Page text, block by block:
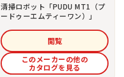
清掃ロボット「PUDU MT1（プ
ードゥーエムティーワン）」
閲覧
このメーカーの他の
カタログを見る